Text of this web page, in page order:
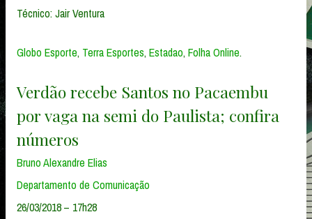
Técnico: Jair Ventura
Globo Esporte, Terra Esportes, Estadao, Folha Online.
Verdão recebe Santos no Pacaembu
por vaga na semi do Paulista; confira
números
Bruno Alexandre Elias
Departamento de Comunicação
26/03/2018 – 17h28